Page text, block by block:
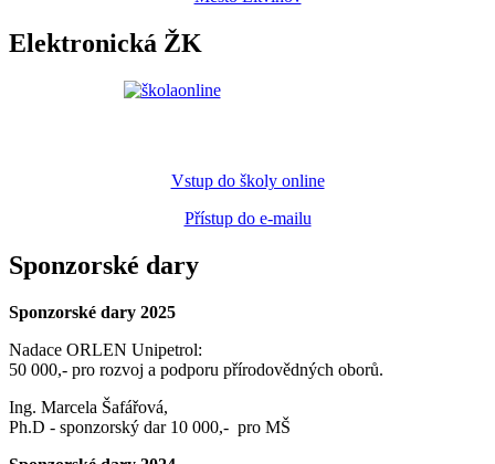
Elektronická ŽK
Vstup do školy online
Přístup do e-mailu
Sponzorské dary
Sponzorské dary 2025
Nadace ORLEN Unipetrol:
50 000,- pro rozvoj a podporu přírodovědných oborů.
Ing. Marcela Šafářová,
Ph.D - sponzorský dar 10 000,- pro MŠ